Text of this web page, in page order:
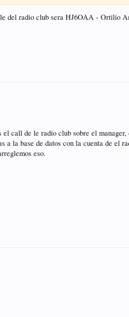
del radio club sera HJ6OAA - Ortilio
call de le radio club sobre el manager,
a la base de datos con la cuenta de el
eso.